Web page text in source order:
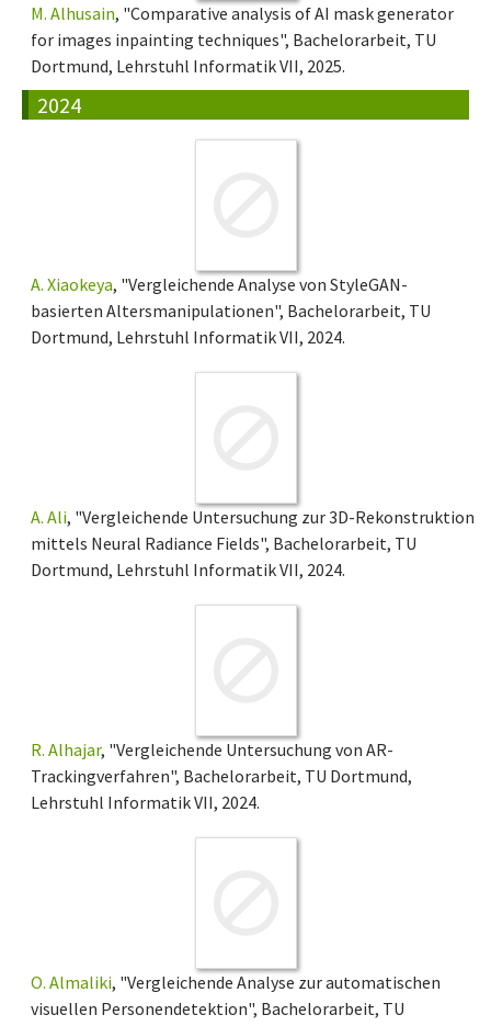
M. Alhusain, "Comparative analysis of AI mask generator
for images inpainting techniques", Bachelorarbeit, TU
Dortmund, Lehrstuhl Informatik VII, 2025.
2024
A. Xiaokeya, "Vergleichende Analyse von StyleGAN-
basierten Altersmanipulationen", Bachelorarbeit, TU
Dortmund, Lehrstuhl Informatik VII, 2024.
A. Ali, "Vergleichende Untersuchung zur 3D-Rekonstruktion
mittels Neural Radiance Fields", Bachelorarbeit, TU
Dortmund, Lehrstuhl Informatik VII, 2024.
R. Alhajar, "Vergleichende Untersuchung von AR-
Trackingverfahren", Bachelorarbeit, TU Dortmund,
Lehrstuhl Informatik VII, 2024.
O. Almaliki, "Vergleichende Analyse zur automatischen
visuellen Personendetektion", Bachelorarbeit, TU